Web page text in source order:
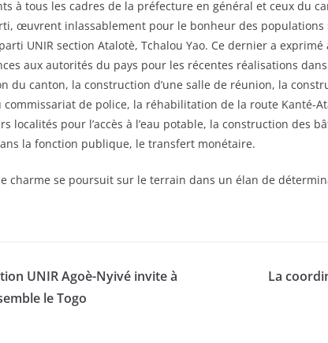
à tous les cadres de la préfecture en général et ceux du
œuvrent inlassablement pour le bonheur des populations
UNIR section Atalotè, Tchalou Yao. Ce dernier a
aux autorités du pays pour les récentes réalisations
du canton, la construction d’une salle de réunion, la
commissariat de police, la réhabilitation de la route Kanté-
localités pour l’accès à l’eau potable, la construction des
la fonction publique, le transfert monétaire.
charme se poursuit sur le terrain dans un élan de
UNIR Agoè-Nyivé invite à
le Togo
La